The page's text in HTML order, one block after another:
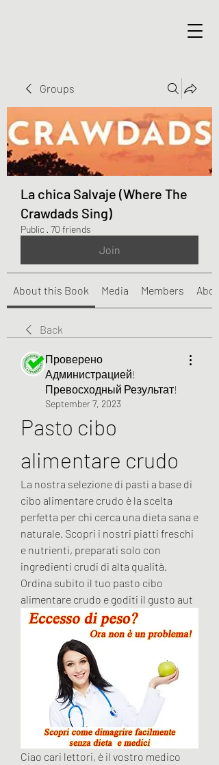
Groups
La chica Salvaje (Where The
Crawdads Sing)
Public · 70 friends
Join
About this Book Media Members About
Back
Проверено
Администрацией!
Превосходный Результат!
September 7, 2023
Pasto cibo
alimentare crudo
La nostra selezione di pasti a base di
cibo alimentare crudo è la scelta
perfetta per chi cerca una dieta sana e
naturale. Scopri i nostri piatti freschi
e nutrienti, preparati solo con
ingredienti crudi di alta qualità.
Ordina subito il tuo pasto cibo
alimentare crudo e goditi il gusto aut
Ciao cari lettori, è il vostro medico